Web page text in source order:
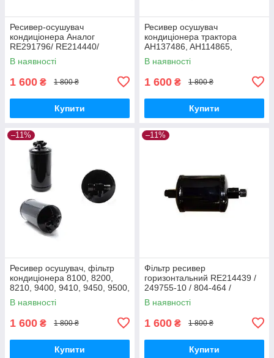
Ресивер-осушувач
кондиціонера Аналог
RE291796/ RE214440/
RE175116/ VPM9654),
JD8430 RE576835
В наявності
1 600 ₴ 1 800 ₴
Купити
Ресивер осушувач
кондиціонера трактора
AH137486, AH114865,
AH211387, AH122338,
AH234099, AT125596,
В наявності
1 600 ₴ 1 800 ₴
Купити
–11%
Ресивер осушувач, фільтр
кондиціонера 8100, 8200,
8210, 9400, 9410, 9450, 9500,
9600 (AH137486)
В наявності
1 600 ₴ 1 800 ₴
Купити
–11%
Фільтр ресивер
горизонтальний RE214439 /
249755-10 / 804-464 /
RE49169 / 295006A1 /
70268464
В наявності
1 600 ₴ 1 800 ₴
Купити